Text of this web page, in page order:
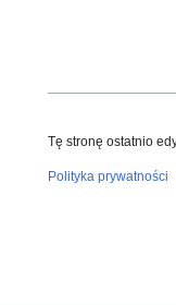
Tę stronę ostatnio
Polityka prywatności